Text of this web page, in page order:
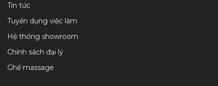
Tin tức
Tuyển dụng việc làm
Hệ thống showroom
Chính sách đại lý
Ghế massage